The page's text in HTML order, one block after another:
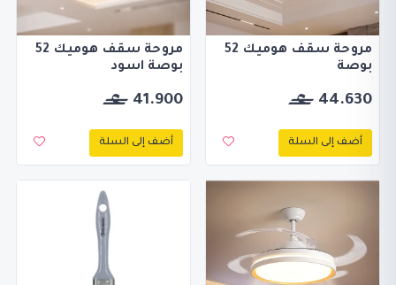
مروحة سقف هوميك 52
بوصة
44.630
أضف إلى السلة
مروحة سقف هوميك 52
بوصة اسود
41.900
أضف إلى السلة